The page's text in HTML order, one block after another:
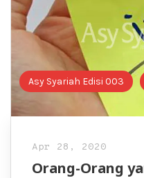
Asy Syariah Edisi 003
Apr 28, 2020
Orang-Orang